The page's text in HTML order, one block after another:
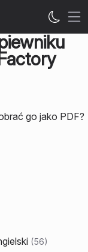
go jako PDF?
(56)